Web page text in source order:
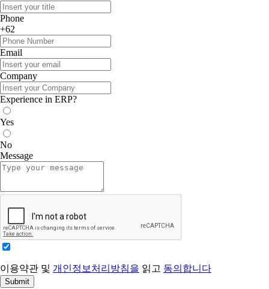
Phone
+62
Email
Company
Experience in ERP?
Yes
No
Message
이용약관 및 개인정보처리방침을 읽고 동의합니다
Submit